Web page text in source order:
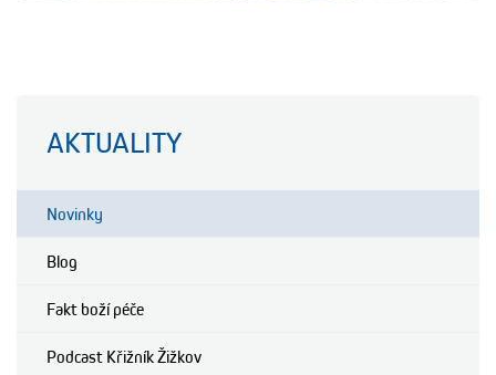
AKTUALITY
Novinky
Blog
Fakt boží péče
Podcast Křižník Žižkov